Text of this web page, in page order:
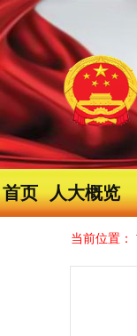
首页 人大概览
当前位置：